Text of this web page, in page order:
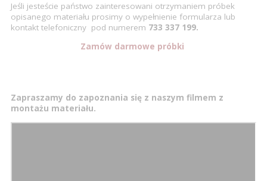
Jeśli jesteście państwo zainteresowani otrzymaniem próbek
opisanego materiału prosimy o wypełnienie formularza lub
kontakt telefoniczny pod numerem 733 337 199.
Zamów darmowe próbki
Zapraszamy do zapoznania się z naszym filmem z
montażu materiału.